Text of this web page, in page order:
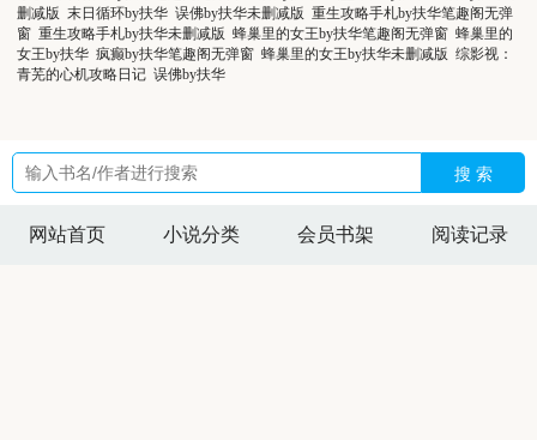
删减版 末日循环by扶华 误佛by扶华未删减版 重生攻略手札by扶华笔趣阁无弹
窗 重生攻略手札by扶华未删减版 蜂巢里的女王by扶华笔趣阁无弹窗 蜂巢里的
女王by扶华 疯癫by扶华笔趣阁无弹窗 蜂巢里的女王by扶华未删减版 综影视：
青芜的心机攻略日记 误佛by扶华
搜 索
网站首页 小说分类 会员书架 阅读记录